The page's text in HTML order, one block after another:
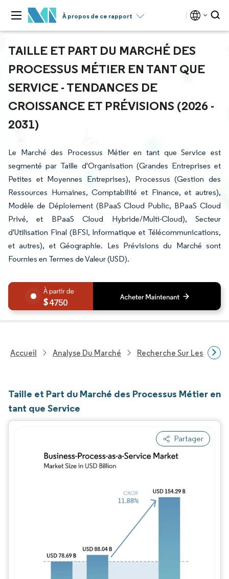
À propos de ce rapport
TAILLE ET PART DU MARCHÉ DES
PROCESSUS MÉTIER EN TANT QUE
SERVICE - TENDANCES DE
CROISSANCE ET PRÉVISIONS (2026 -
2031)
Le Marché des Processus Métier en tant que Service est
segmenté par Taille d'Organisation (Grandes Entreprises et
Petites et Moyennes Entreprises), Processus (Gestion des
Ressources Humaines, Comptabilité et Finance, et autres),
Modèle de Déploiement (BPaaS Cloud Public, BPaaS Cloud
Privé, et BPaaS Cloud Hybride/Multi-Cloud), Secteur
d'Utilisation Final (BFSI, Informatique et Télécommunications,
et autres), et Géographie. Les Prévisions du Marché sont
Fournies en Termes de Valeur (USD).
4750
Accueil Analyse Du Marché Recherche Sur Les
Taille et Part du Marché des Processus Métier en
tant que Service
Partager
Image © Mordor Intelligence. La